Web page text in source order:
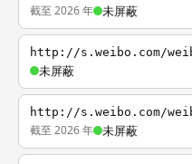
截至 2026 年 未屏蔽
http://s.weibo.com/
未屏蔽
http://s.weibo.com/
截至 2026 年 未屏蔽